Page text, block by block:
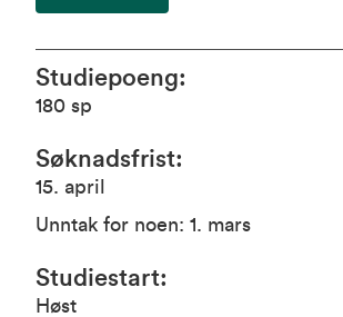
Studiepoeng:
180 sp
Søknadsfrist:
15. april
Unntak for noen: 1. mars
Studiestart:
Høst